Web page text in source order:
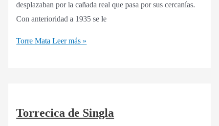
desplazaban por la cañada real que pasa por sus cercanías.
Con anterioridad a 1935 se le
Torre Mata Leer más »
Torrecica de Singla